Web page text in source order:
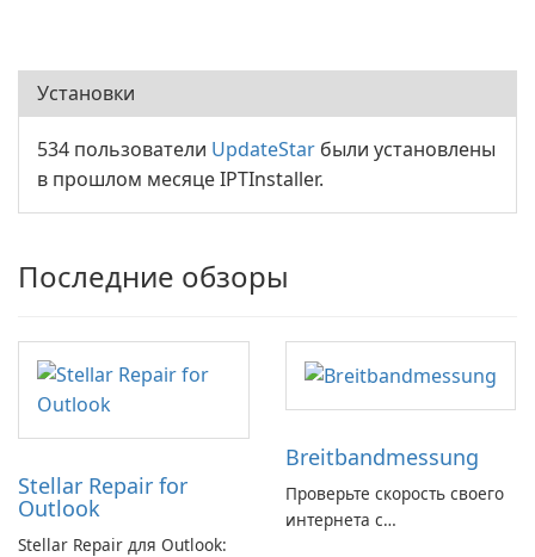
Установки
534 пользователи UpdateStar были установлены
в прошлом месяце IPTInstaller.
Последние обзоры
Stellar Repair for
Outlook
Stellar Repair для Outlook:
Breitbandmessung
Проверьте скорость своего
интернета с